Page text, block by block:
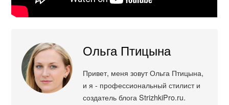
Ольга Птицына
Привет, меня зовут Ольга Птицына,
и я - профессиональный стилист и
создатель блога StrizhkiPro.ru.